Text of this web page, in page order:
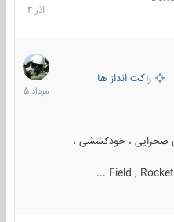
1404
راکت انداز ها
صحرایی ، خودکششی ،
Field ,
9
مرداد
1405